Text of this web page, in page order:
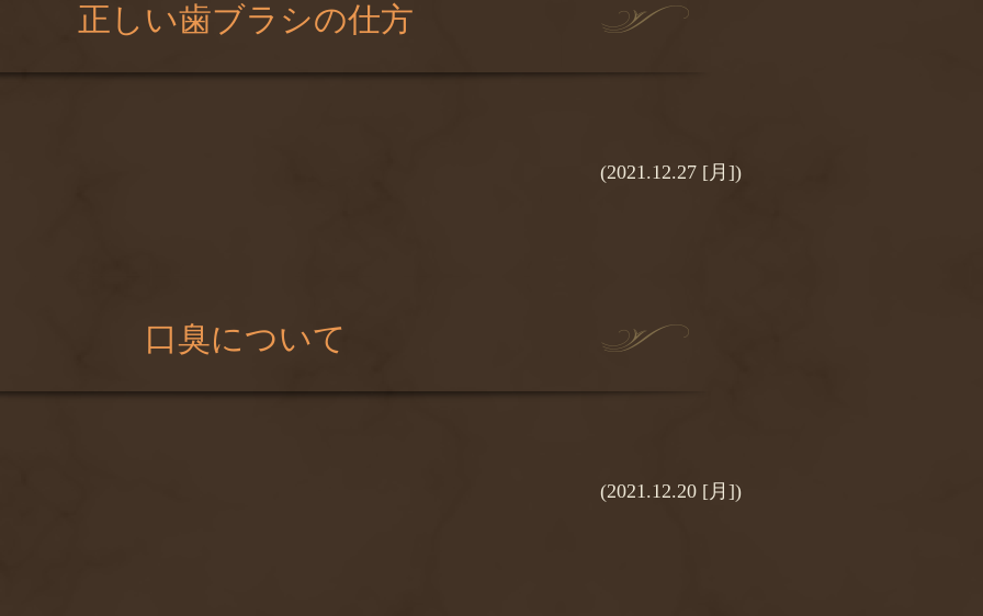
正しい歯ブラシの仕方
(2021.12.27 [月])
口臭について
(2021.12.20 [月])